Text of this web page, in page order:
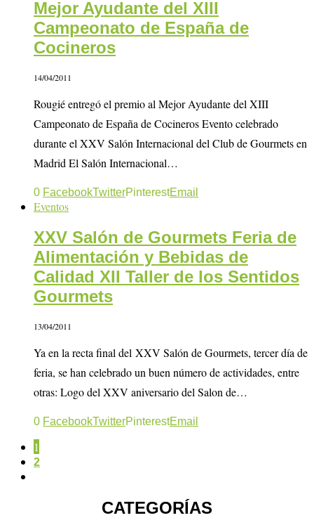
Mejor Ayudante del XIII
Campeonato de España de
Cocineros
14/04/2011
Rougié entregó el premio al Mejor Ayudante del XIII
Campeonato de España de Cocineros Evento celebrado
durante el XXV Salón Internacional del Club de Gourmets en
Madrid El Salón Internacional…
0 FacebookTwitterPinterestEmail
Eventos
XXV Salón de Gourmets Feria de
Alimentación y Bebidas de
Calidad XII Taller de los Sentidos
Gourmets
13/04/2011
Ya en la recta final del XXV Salón de Gourmets, tercer día de
feria, se han celebrado un buen número de actividades, entre
otras: Logo del XXV aniversario del Salon de…
0 FacebookTwitterPinterestEmail
1
2
CATEGORÍAS